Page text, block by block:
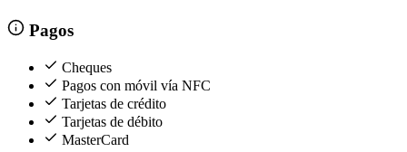
Pagos
Cheques
Pagos con móvil vía NFC
Tarjetas de crédito
Tarjetas de débito
MasterCard